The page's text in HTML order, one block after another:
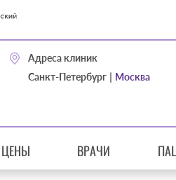
Адреса клиник
Санкт-Петербург | Москва
ЦЕНЫ ВРАЧИ